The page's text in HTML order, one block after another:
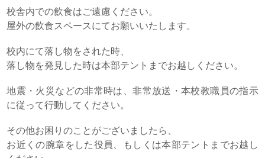
校舎内での飲食はご遠慮ください。
屋外の飲食スペースにてお願いいたします。
校内にて落し物をされた時、
落し物を発見した時は本部テントまでお越しください。
地震・火災などの非常時は、非常放送・本校教職員の指示
に従って行動してください。
その他お困りのことがございましたら、
お近くの腕章をした役員、もしくは本部テントまでお越し